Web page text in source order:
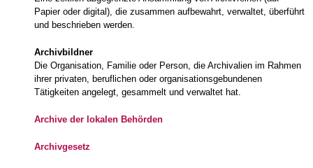
Papier oder digital), die zusammen aufbewahrt, verwaltet, überführt
und beschrieben werden.
Archivbildner
Die Organisation, Familie oder Person, die Archivalien im Rahmen
ihrer privaten, beruflichen oder organisationsgebundenen
Tätigkeiten angelegt, gesammelt und verwaltet hat.
Archive der lokalen Behörden
Archivgesetz